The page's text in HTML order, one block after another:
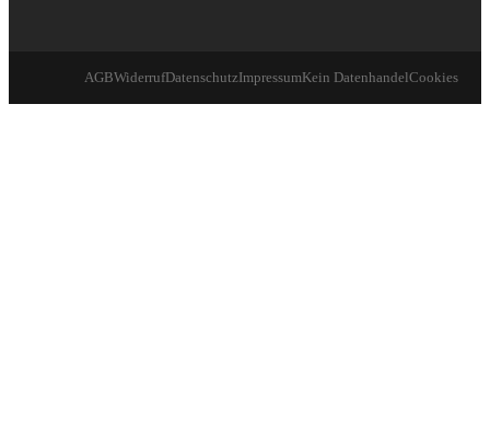
AGBWiderrufDatenschutzImpressumKein DatenhandelCookies